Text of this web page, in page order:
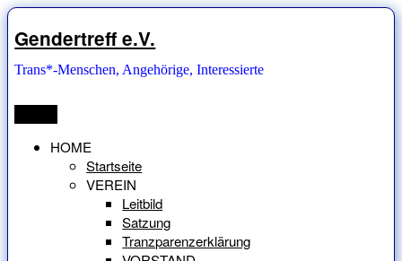
Zum
Inhalt
springen
Gendertreff e.V.
Trans*-Menschen, Angehörige, Interessierte
HOME
Startseite
VEREIN
Leitbild
Satzung
Tranzparenzerklärung